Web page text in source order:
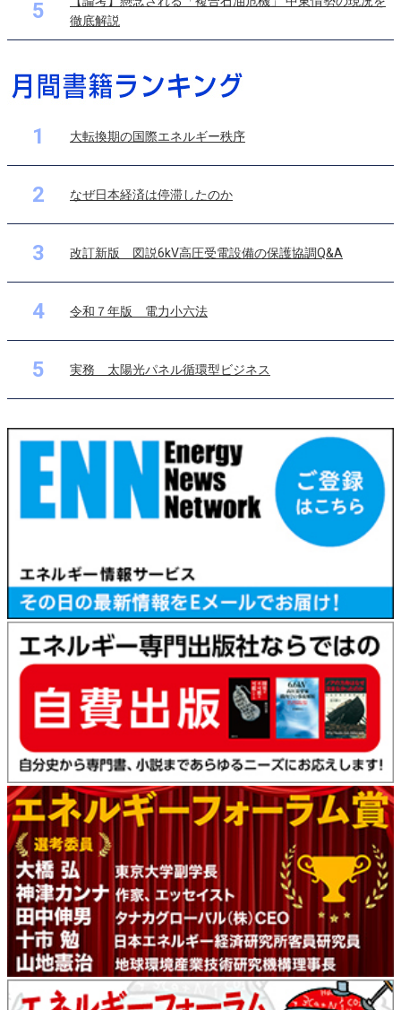
5
徹底解説
1 大転換期の国際エネルギー秩序
2 なぜ日本経済は停滞したのか
3 改訂新版 図説6kV高圧受電設備の保護協調Q&A
4 令和７年版 電力小六法
5 実務 太陽光パネル循環型ビジネス